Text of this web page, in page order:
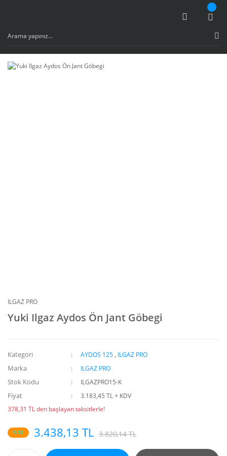
ILGAZ PRO
Yuki Ilgaz Aydos Ön Jant Göbegi
Kategori AYDOS 125 , ILGAZ PRO
Marka ILGAZ PRO
Stok Kodu ILGAZPRO15-K
Fiyat
3.183,45 TL + KDV
378,31 TL den başlayan taksitlerle!
%10 3.438,13 TL 3.820,14 TL